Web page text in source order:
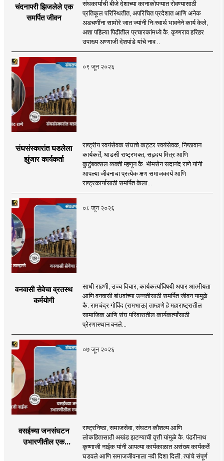
चंदनापरी झिजलेले एक
समर्पित जीवन
संघकार्याची बीजे देशाच्या कानाकोपऱ्यात रोवण्यासाठी
प्रतिकूल परिस्थितीत, अपरिचित प्रदेशात आणि अनेक
अडचणींना सामोरे जात ज्यांनी निःस्वार्थ भावनेने कार्य केले,
अशा पहिल्या पिढीतील प्रचारकांमध्ये कै. कृष्णराव हरिहर
उपाख्य अण्णाजी देशपांडे यांचे नाव ..
०९ जून २०२६
संघसंस्कारांत घडलेला
झुंजार कार्यकर्ता
राष्ट्रीय स्वयंसेवक संघाचे कट्टर स्वयंसेवक, निष्ठावान
कार्यकर्ते, धाडसी राष्ट्रभक्त, सहृदय मित्र आणि
कुटुंबवत्सल व्यक्ती म्हणून कै. भीमसेन सदानंद राणे यांनी
आपल्या जीवनाचा प्रत्येक क्षण समाजकार्य आणि
राष्ट्रकार्यासाठी समर्पित केला...
०८ जून २०२६
वनवासी सेवेचा व्रतस्थ
कर्मयोगी
साधी राहणी, उच्च विचार, कार्यकर्त्यांविषयी अपार आत्मीयता
आणि वनवासी बांधवांच्या उन्नतीसाठी समर्पित जीवन यामुळे
कै. रामचंद्र गोविंद (रामभाऊ) ताम्हाणे हे महाराष्ट्रातील
सामाजिक आणि संघ परिवारातील कार्यकर्त्यांसाठी
प्रेरणास्थान बनले...
०७ जून २०२६
वसईच्या जनसंघटन
उभारणीतील एक
राष्ट्रनिष्ठा, समाजसेवा, संघटन कौशल्य आणि
लोकहितासाठी अखंड झटण्याची वृत्ती यांमुळे कै. पंढरीनाथ
कृष्णाजी नाईक यांनी आपल्या कार्यकाळात असंख्य कार्यकर्ते
घडवले आणि समाजजीवनाला नवी दिशा दिली. त्यांचे संपूर्ण